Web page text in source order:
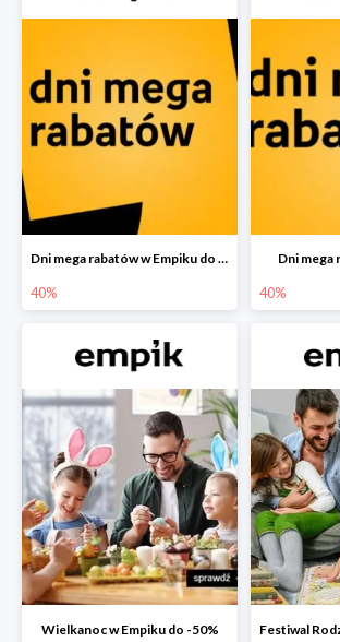
Dni mega rabatów w Empiku do -40%
40%
Dni mega
40%
Wielkanoc w Empiku do -50%